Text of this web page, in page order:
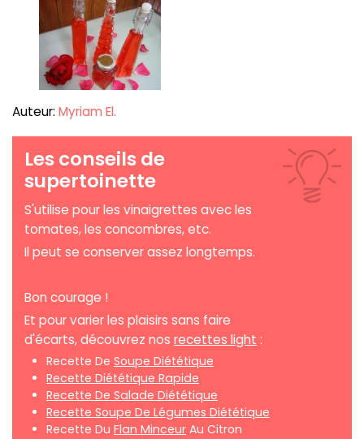
Auteur: Myriam El.
Les conseils de
supertoinette
S'utilise pour les vinaigrettes avec les
tomates, les concombres, etc.
Il peut se conserver assez longtemps.
Bon courage !
Et pour varier les plaisirs sans faire
d'écarts, découvrez nos recettes light :
Recette De Soupe Diététique
Recette Diététique Rapide
Recette De Salade Diététique
Recette Soupe De Légumes Diététique
Recette Du Flan Minceur Au Citron